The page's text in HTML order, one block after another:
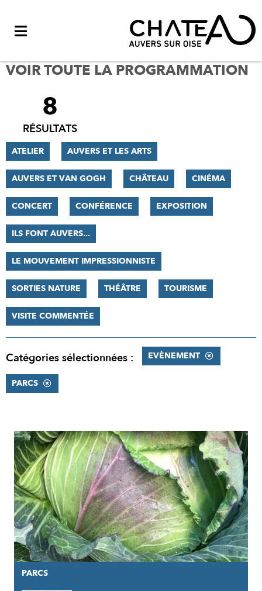
VOIR TOUTE LA PROGRAMMATION
FILTRER
RÉSULTATS
8
RÉSULTATS
ATELIER AUVERS ET LES ARTS
AUVERS ET VAN GOGH CHÂTEAU CINÉMA
CONCERT CONFÉRENCE EXPOSITION
ILS FONT AUVERS...
LE MOUVEMENT IMPRESSIONNISTE
SORTIES NATURE THÉÂTRE TOURISME
VISITE COMMENTÉE
Catégories sélectionnées : EVÈNEMENT
PARCS
RÉSULTATS
PARCS